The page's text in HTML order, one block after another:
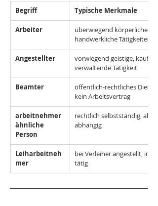
Begriff Typische Merkmale
Arbeiter
überwiegend körperliche
handwerkliche Tätigkeiten
Angestellter
vorwiegend geistige,
verwaltende Tätigkeit
Beamter
öffentlich-rechtliches
kein Arbeitsvertrag
arbeitnehmer
ähnliche
Person
rechtlich selbstständig, aber
abhängig
Leiharbeitneh
mer
bei Verleiher angestellt, im
tätig